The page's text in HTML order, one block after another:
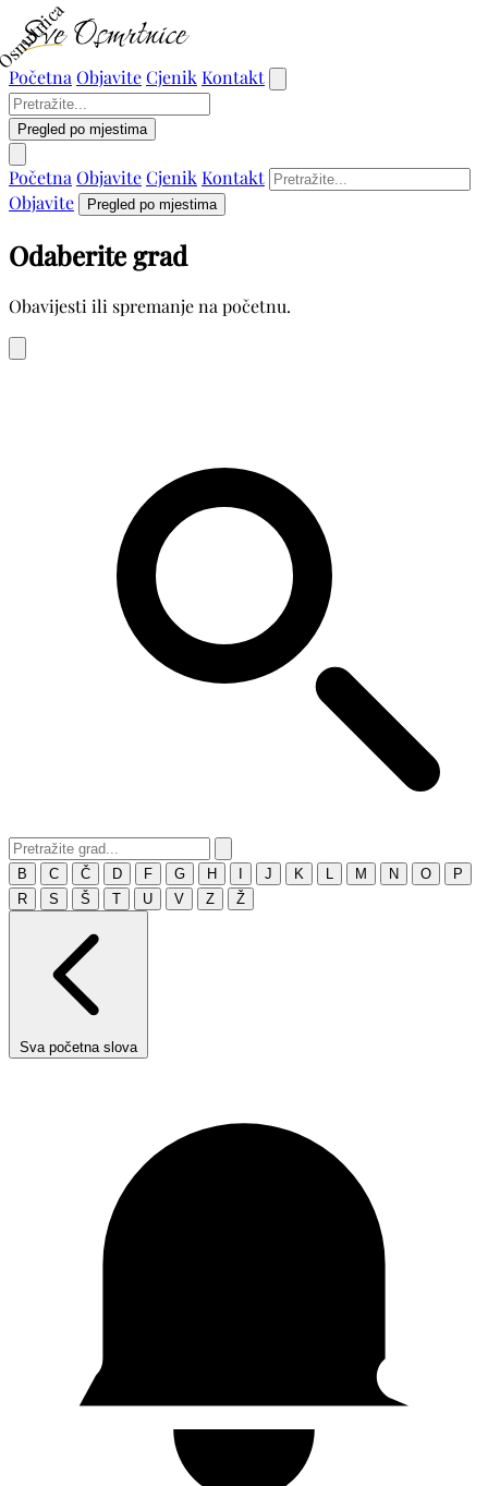
Početna ObjaviteCjenik Kontakt
Pregled po mjestima
Početna ObjaviteCjenik Kontakt
Objavite
Pregled po mjestima
Odaberite grad
Obavijesti ili spremanje na početnu.
B C Č D F G H J K M N O
P
R
S Š T U V Z Ž
Sva početna slova